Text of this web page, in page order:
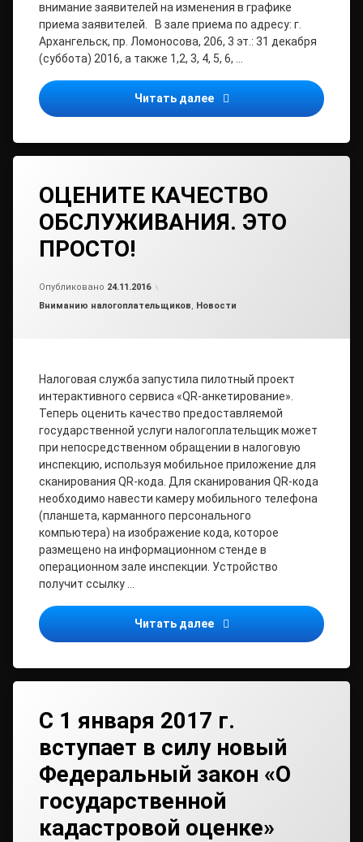
внимание заявителей на изменения в графике
приема заявителей. В зале приема по адресу: г.
Архангельск, пр. Ломоносова, 206, 3 эт.: 31 декабря
(суббота) 2016, а также 1,2, 3, 4, 5, 6, …
Читать далее Филиал ФГБУ «ФКП
ОЦЕНИТЕ КАЧЕСТВО
ОБСЛУЖИВАНИЯ. ЭТО
ПРОСТО!
Опубликовано 24.11.2016
Рубрики:
Вниманию налогоплательщиков, Новости
Налоговая служба запустила пилотный проект
интерактивного сервиса «QR-анкетирование».
Теперь оценить качество предоставляемой
государственной услуги налогоплательщик может
при непосредственном обращении в налоговую
инспекцию, используя мобильное приложение для
сканирования QR-кода. Для сканирования QR-кода
необходимо навести камеру мобильного телефона
(планшета, карманного персонального
компьютера) на изображение кода, которое
размещено на информационном стенде в
операционном зале инспекции. Устройство
получит ссылку …
Читать далее ОЦЕНИТЕ КАЧЕСТВО
С 1 января 2017 г.
вступает в силу новый
Федеральный закон «О
государственной
кадастровой оценке»